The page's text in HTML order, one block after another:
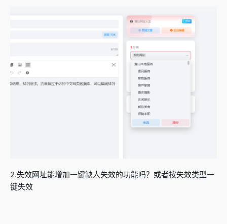
2.失效网址能增加一键缺人失效的功能吗？或者按失效类型一
键失效